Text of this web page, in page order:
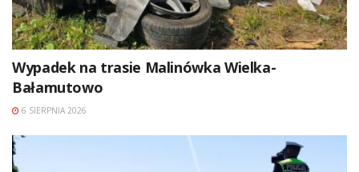
Wypadek na trasie Malinówka Wielka-
Bałamutowo
6 SIERPNIA 2026